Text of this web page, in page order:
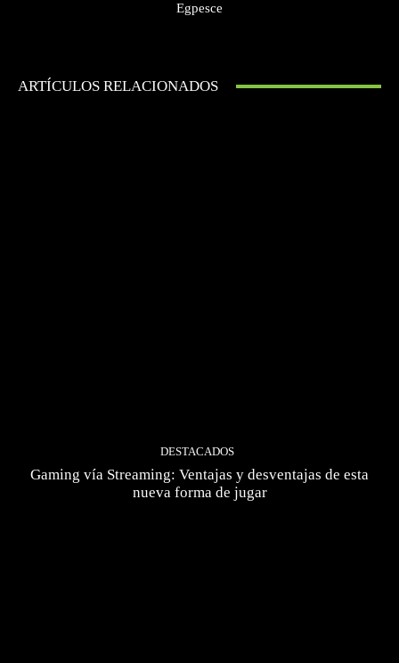
Egpesce
ARTÍCULOS RELACIONADOS
DESTACADOS
Gaming vía Streaming: Ventajas y desventajas de esta
nueva forma de jugar